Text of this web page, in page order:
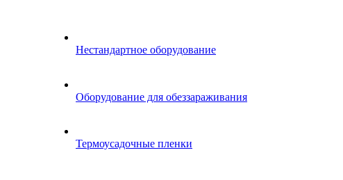
Нестандартное оборудование
Оборудование для обеззараживания
Термоусадочные пленки